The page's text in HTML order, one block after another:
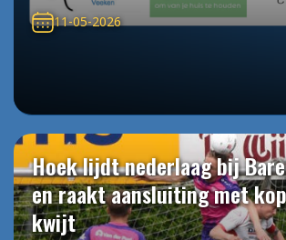
11-05-2026
Hoek lijdt nederlaag bij
en raakt aansluiting met
kwijt